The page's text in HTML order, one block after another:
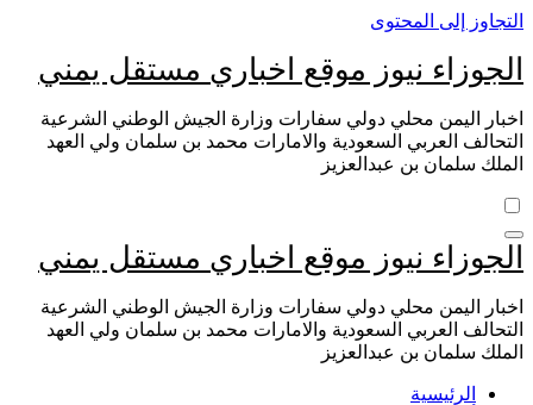
التجاوز إلى المحتوى
الجوزاء نيوز موقع اخباري مستقل يمني
اخبار اليمن محلي دولي سفارات وزارة الجيش الوطني الشرعية
التحالف العربي السعودية والامارات محمد بن سلمان ولي العهد
الملك سلمان بن عبدالعزيز
الجوزاء نيوز موقع اخباري مستقل يمني
اخبار اليمن محلي دولي سفارات وزارة الجيش الوطني الشرعية
التحالف العربي السعودية والامارات محمد بن سلمان ولي العهد
الملك سلمان بن عبدالعزيز
الرئيسية